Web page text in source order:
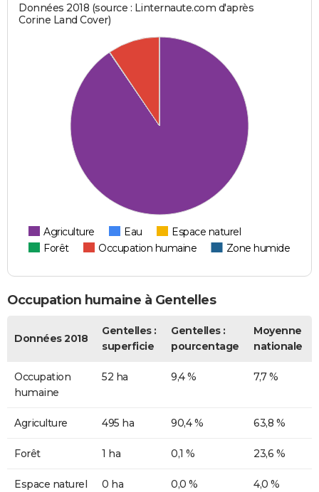
Données 2018 (source : Linternaute.com d'après
Corine Land Cover)
Agriculture Eau
Espace naturel
Forêt
Occupation humaine Zone humide
Occupation humaine à Gentelles
Données 2018
Gentelles :
superficie
Gentelles :
pourcentage
Moyenne
nationale
Occupation
humaine
52 ha 9,4 % 7,7 %
Agriculture 495 ha 90,4 % 63,8 %
Forêt 1 ha 0,1 % 23,6 %
Espace naturel 0 ha 0,0 % 4,0 %